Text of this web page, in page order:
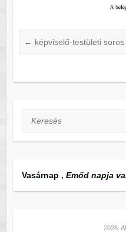
← képviselő-testületi soros
Keresés
Vasárnap , Emőd napja
2026.